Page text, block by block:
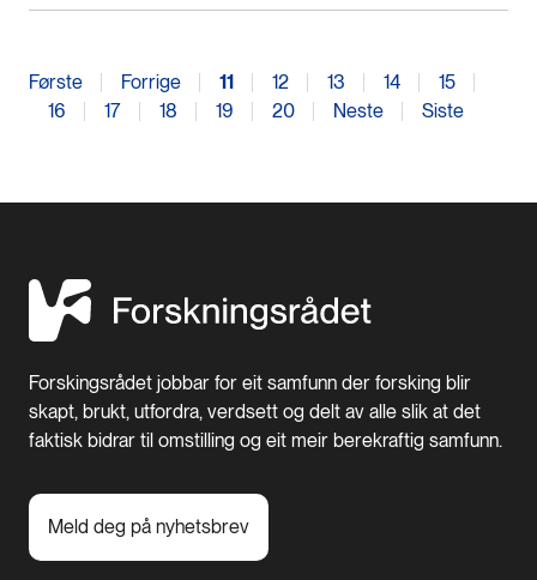
Første Forrige 11 12 13 14
15
16
17 18 19 20 Neste Siste
Forskingsrådet jobbar for eit samfunn der forsking blir
skapt, brukt, utfordra, verdsett og delt av alle slik at det
faktisk bidrar til omstilling og eit meir berekraftig samfunn.
Meld deg på nyhetsbrev